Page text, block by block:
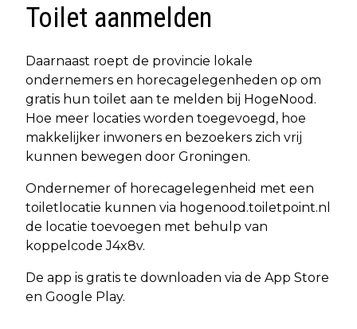
Toilet aanmelden
Daarnaast roept de provincie lokale
ondernemers en horecagelegenheden op om
gratis hun toilet aan te melden bij HogeNood.
Hoe meer locaties worden toegevoegd, hoe
makkelijker inwoners en bezoekers zich vrij
kunnen bewegen door Groningen.
Ondernemer of horecagelegenheid met een
toiletlocatie kunnen via hogenood.toiletpoint.nl
de locatie toevoegen met behulp van
koppelcode J4x8v.
De app is gratis te downloaden via de App Store
en Google Play.